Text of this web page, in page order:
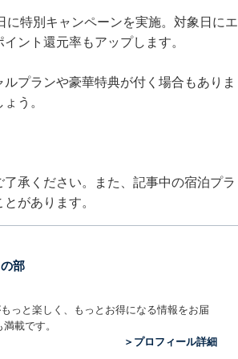
特別キャンペーンを実施。対象日にエ
ント還元率もアップします。
プランや豪華特典が付く場合もありま
う。
承ください。また、記事中の宿泊プラ
があります。
部
っと楽しく、もっとお得になる情報をお届
載です。
＞プロフィール詳細